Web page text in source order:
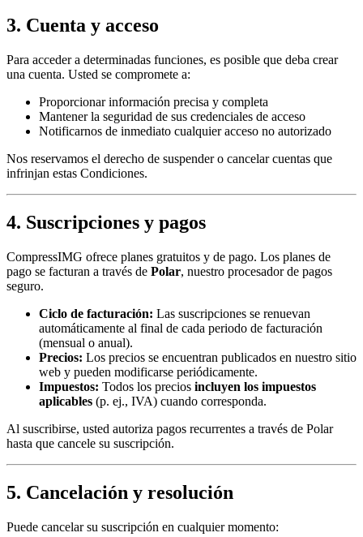
3. Cuenta y acceso
Para acceder a determinadas funciones, es posible que deba crear
una cuenta. Usted se compromete a:
Proporcionar información precisa y completa
Mantener la seguridad de sus credenciales de acceso
Notificarnos de inmediato cualquier acceso no autorizado
Nos reservamos el derecho de suspender o cancelar cuentas que
infrinjan estas Condiciones.
4. Suscripciones y pagos
CompressIMG ofrece planes gratuitos y de pago. Los planes de
pago se facturan a través de Polar, nuestro procesador de pagos
seguro.
Ciclo de facturación: Las suscripciones se renuevan
automáticamente al final de cada periodo de facturación
(mensual o anual).
Precios: Los precios se encuentran publicados en nuestro sitio
web y pueden modificarse periódicamente.
Impuestos: Todos los precios incluyen los impuestos
aplicables (p. ej., IVA) cuando corresponda.
Al suscribirse, usted autoriza pagos recurrentes a través de Polar
hasta que cancele su suscripción.
5. Cancelación y resolución
Puede cancelar su suscripción en cualquier momento: